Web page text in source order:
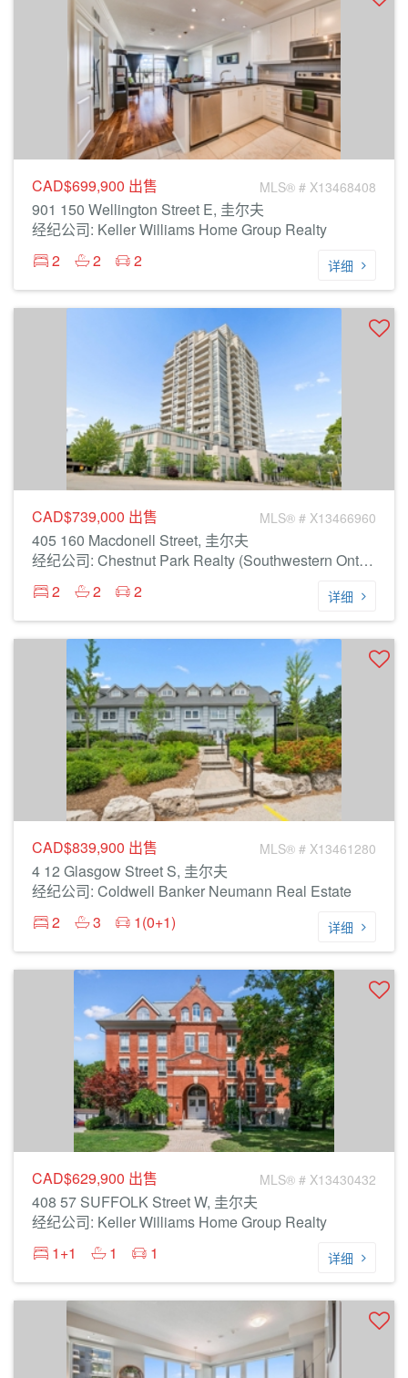
CAD$699,900 出售 MLS® # X13468408
901 150 Wellington Street E, 圭尔夫
经纪公司: Keller Williams Home Group Realty
2
2 2 详细
CAD$739,000 出售 MLS® # X13466960
405 160 Macdonell Street, 圭尔夫
经纪公司: Chestnut Park Realty (Southwestern Ontario) Ltd
2
2 2 详细
CAD$839,900 出售 MLS® # X13461280
4 12 Glasgow Street S, 圭尔夫
经纪公司: Coldwell Banker Neumann Real Estate
2
3 1(0+1) 详细
CAD$629,900 出售 MLS® # X13430432
408 57 SUFFOLK Street W, 圭尔夫
经纪公司: Keller Williams Home Group Realty
1+1
1 1 详细